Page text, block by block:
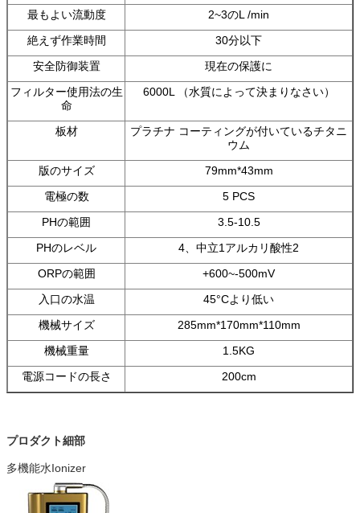
最もよい流動度
2~3のL /min
絶えず作業時間
30分以下
安全防御装置
現在の保護に
フィルター使用法の生
命
6000L （水質によって決まりなさい）
板材
プラチナ コーティングが付いているチタニ
ウム
版のサイズ
79mm*43mm
電極の数
5 PCS
PHの範囲
3.5-10.5
PHのレベル
4、中立1アルカリ酸性2
ORPの範囲
+600~-500mV
入口の水温
45°Cより低い
機械サイズ
285mm*170mm*110mm
機械重量
1.5KG
電源コードの長さ
200cm
プロダクト細部
多機能水Ionizer